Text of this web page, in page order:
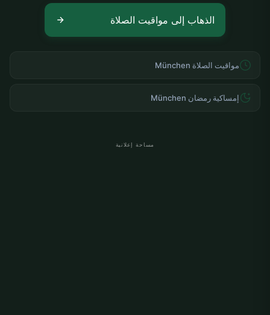
الذهاب إلى مواقيت الصلاة
مواقيت الصلاة München
إمساكية رمضان München
مساحة إعلانية